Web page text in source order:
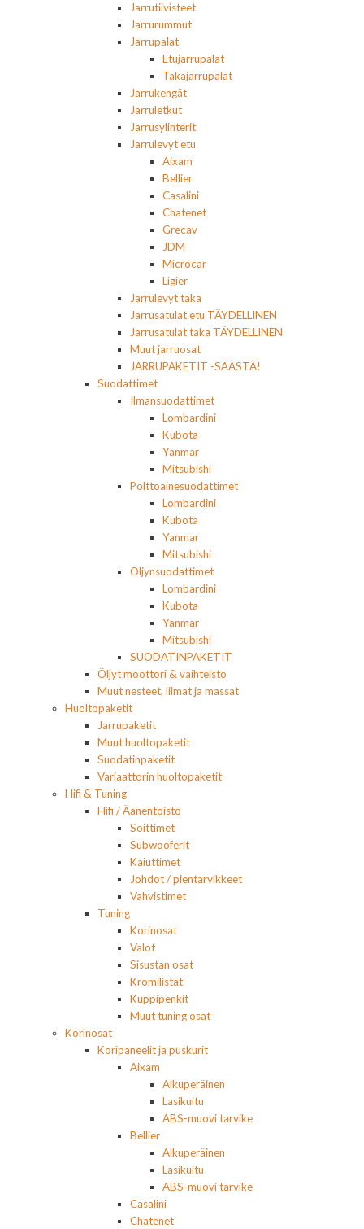
Jarrutiivisteet
Jarrurummut
Jarrupalat
Etujarrupalat
Takajarrupalat
Jarrukengät
Jarruletkut
Jarrusylinterit
Jarrulevyt etu
Aixam
Bellier
Casalini
Chatenet
Grecav
JDM
Microcar
Ligier
Jarrulevyt taka
Jarrusatulat etu TÄYDELLINEN
Jarrusatulat taka TÄYDELLINEN
Muut jarruosat
JARRUPAKETIT -SÄÄSTÄ!
Suodattimet
Ilmansuodattimet
Lombardini
Kubota
Yanmar
Mitsubishi
Polttoainesuodattimet
Lombardini
Kubota
Yanmar
Mitsubishi
Öljynsuodattimet
Lombardini
Kubota
Yanmar
Mitsubishi
SUODATINPAKETIT
Öljyt moottori & vaihteisto
Muut nesteet, liimat ja massat
Huoltopaketit
Jarrupaketit
Muut huoltopaketit
Suodatinpaketit
Variaattorin huoltopaketit
Hifi & Tuning
Hifi / Äänentoisto
Soittimet
Subwooferit
Kaiuttimet
Johdot / pientarvikkeet
Vahvistimet
Tuning
Korinosat
Valot
Sisustan osat
Kromilistat
Kuppipenkit
Muut tuning osat
Korinosat
Koripaneelit ja puskurit
Aixam
Alkuperäinen
Lasikuitu
ABS-muovi tarvike
Bellier
Alkuperäinen
Lasikuitu
ABS-muovi tarvike
Casalini
Chatenet